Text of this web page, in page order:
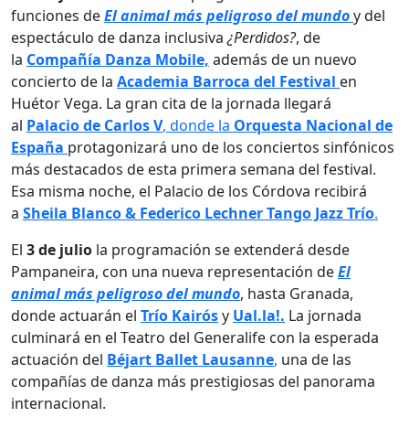
funciones deEl animal más peligroso del mundoy del
espectáculo de danza inclusiva¿Perdidos?, de
la Compañía Danza Mobile, además de un nuevo
concierto de la Academia Barroca del Festival en
Huétor Vega. La gran cita de la jornada llegará
al Palacio de Carlos V, donde la Orquesta Nacional de
España protagonizará uno de los conciertos sinfónicos
más destacados de esta primera semana del festival.
Esa misma noche, el Palacio de los Córdova recibirá
a Sheila Blanco & Federico Lechner Tango Jazz Trío.
El 3 de julio la programación se extenderá desde
Pampaneira, con una nueva representación deEl
animal más peligroso del mundo, hasta Granada,
donde actuarán el Trío Kairósy Ual.la!. La jornada
culminará en el Teatro del Generalife con la esperada
actuación del Béjart Ballet Lausanne, una de las
compañías de danza más prestigiosas del panorama
internacional.